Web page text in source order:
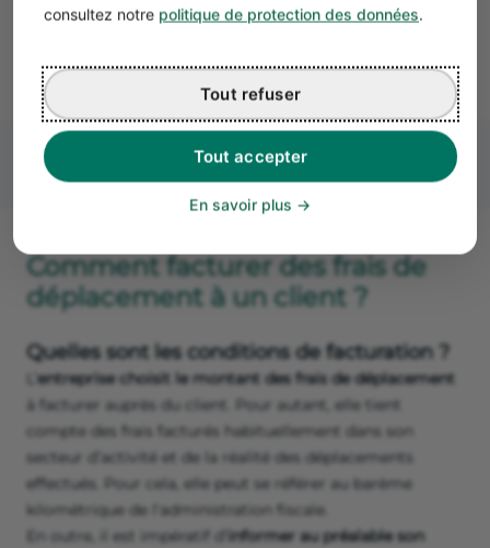
consultez notre politique de protection des données.
Tout accepter
Tout refuser
En savoir plus
Enfin, laTVA payée sur les frais de taxiou les frais de
n’est pas récupérable.
Comment facturer des frais de
déplacement à un client ?
Quelles sont les conditions de facturation ?
entreprise choisit le montant des frais de déplacement
à facturer auprès du client. Pour autant, elle tient
compte des frais facturés habituellement dans son
secteur d’activité et de la réalité des déplacements
effectués. Pour cela, elle peut se référer au barème
kilométrique de l'administration fiscale.
En outre, il est impératif d’ informer au préalable son